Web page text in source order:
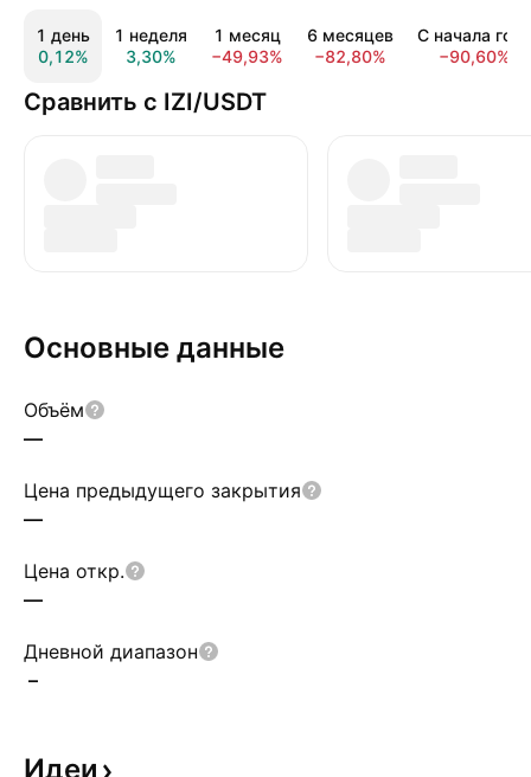
1 день
0,12%
1 неделя
3,30%
1 месяц
−49,93%
6 месяцев
−82,80%
С начала года
−90,60%
Сравнить с IZI/USDT
Основные данные
Объём
—
Цена предыдущего закрытия
—
Цена откр.
—
Дневной диапазон
–
Идеи